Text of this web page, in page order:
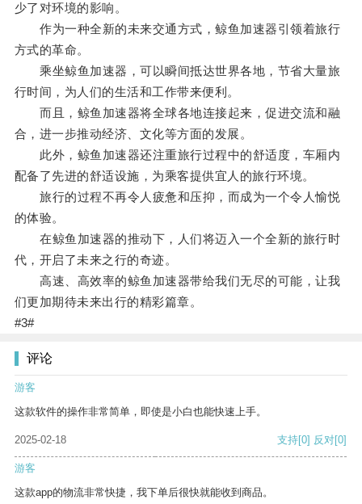
少了对环境的影响。
作为一种全新的未来交通方式，鲸鱼加速器引领着旅行
方式的革命。
乘坐鲸鱼加速器，可以瞬间抵达世界各地，节省大量旅
行时间，为人们的生活和工作带来便利。
而且，鲸鱼加速器将全球各地连接起来，促进交流和融
合，进一步推动经济、文化等方面的发展。
此外，鲸鱼加速器还注重旅行过程中的舒适度，车厢内
配备了先进的舒适设施，为乘客提供宜人的旅行环境。
旅行的过程不再令人疲惫和压抑，而成为一个令人愉悦
的体验。
在鲸鱼加速器的推动下，人们将迈入一个全新的旅行时
代，开启了未来之行的奇迹。
高速、高效率的鲸鱼加速器带给我们无尽的可能，让我
们更加期待未来出行的精彩篇章。
#3#
评论
游客
这款软件的操作非常简单，即使是小白也能快速上手。
2025-02-18 支持[0] 反对[0]
游客
这款app的物流非常快捷，我下单后很快就能收到商品。